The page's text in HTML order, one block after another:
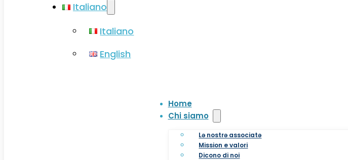
Italiano
Italiano
English
Home
Chi siamo
Lə nostrə associatə
Mission e valori
Dicono di noi